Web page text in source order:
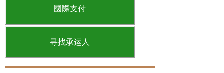
國際支付
寻找承运人